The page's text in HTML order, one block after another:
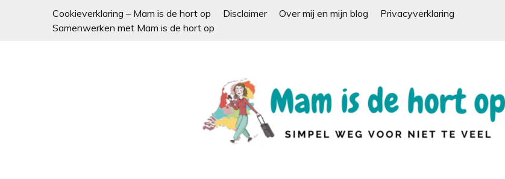
Cookieverklaring – Mam is de hort op Disclaimer Over mij en mijn blog
Privacyverklaring
Samenwerken met Mam is de hort op